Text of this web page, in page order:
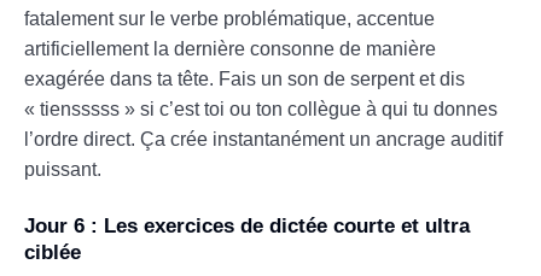
fatalement sur le verbe problématique, accentue
artificiellement la dernière consonne de manière
exagérée dans ta tête. Fais un son de serpent et dis
« tiensssss » si c’est toi ou ton collègue à qui tu donnes
l’ordre direct. Ça crée instantanément un ancrage auditif
puissant.
Jour 6 : Les exercices de dictée courte et ultra
ciblée